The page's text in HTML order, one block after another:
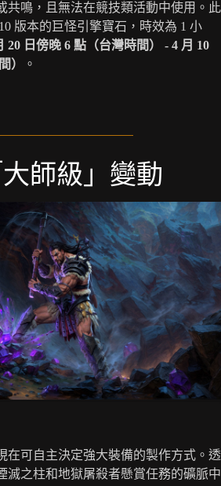
共鳴，且無法在競技類活動中使用。此
版本的巨怪引擎寶石，時效為 1 小
20 日傍晚 6 點（台灣時間） - 4 月 10
）
。
師級」變動
在可自主決定強大裝備的製作方式。透
滅之柱和地獄屠殺者懸賞任務的礦脈中